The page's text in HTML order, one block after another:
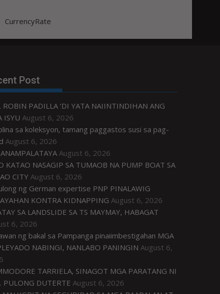
CurrencyRate
Post
ROBIN PADILLA ‘DI YATA NAIINTINDIHAN ANG
ISYU August 6, 2026
sa koleksyon, tamang paggastos susi sa pag-
August 6, 2026
August 6, 2026
KATAO NASAGIP SA TUMAOB NA PUMP BOAT SA
CITY August 6, 2026
ng German expertise PNP PINALAWIG
KONTRA KIDNAPPING August 6, 2026
SA LANDSLIDE SA TS MAYMAY, HABAGAT
6, 2026
ng bakal sa Pampanga pinaiimbestigahan MGA
NABINGI, NANLABO PANINGIN August 6,
TARRIELA, SINAGOT MGA PARATANG NI
PULONG DUTERTE August 6, 2026